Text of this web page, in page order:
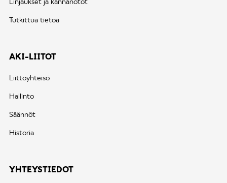
Tutkittua tietoa
AKI-LIITOT
Liittoyhteisö
Hallinto
Säännöt
Historia
YHTEYSTIEDOT